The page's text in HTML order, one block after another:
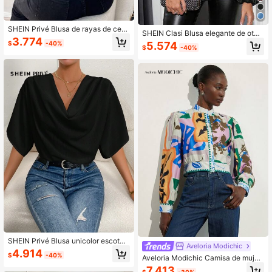
SHEIN Privé Blusa de rayas de cebr
a con cordón trasero ribete con frun
cido
$3.774 -40%
SHEIN Privé Blusa unicolor escote
drapeado
$4.914 -40%
SHEIN Clasi Blusa elegante de otoñ
o para mujer con parches de cinta
metálica y mangas de farol
$5.574 -40%
Aveloria Modichic
Aveloria Modichic Camisa de mujer
de verano con estampado aleatorio